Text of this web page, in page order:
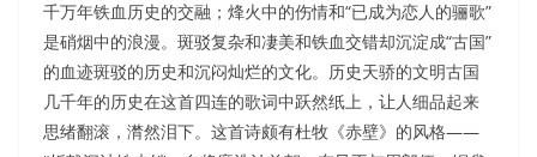
千万年铁血历史的交融；烽火中的伤情和“已成为恋人的骊歌”
是硝烟中的浪漫。斑驳复杂和凄美和铁血交错却沉淀成“古国”
的血迹斑驳的历史和沉闷灿烂的文化。历史天骄的文明古国
几千年的历史在这首四连的歌词中跃然纸上，让人细品起来
思绪翻滚，潸然泪下。这首诗颇有杜牧《赤壁》的风格——